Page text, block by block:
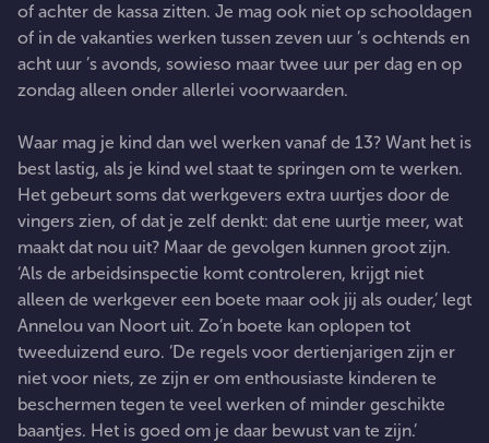
of achter de kassa zitten. Je mag ook niet op schooldagen
of in de vakanties werken tussen zeven uur ’s ochtends en
acht uur ’s avonds, sowieso maar twee uur per dag en op
zondag alleen onder allerlei voorwaarden.
Waar mag je kind dan wel werken vanaf de 13? Want het is
best lastig, als je kind wel staat te springen om te werken.
Het gebeurt soms dat werkgevers extra uurtjes door de
vingers zien, of dat je zelf denkt: dat ene uurtje meer, wat
maakt dat nou uit? Maar de gevolgen kunnen groot zijn.
‘Als de arbeidsinspectie komt controleren, krijgt niet
alleen de werkgever een boete maar ook jij als ouder,’ legt
Annelou van Noort uit. Zo’n boete kan oplopen tot
tweeduizend euro. ‘De regels voor dertienjarigen zijn er
niet voor niets, ze zijn er om enthousiaste kinderen te
beschermen tegen te veel werken of minder geschikte
baantjes. Het is goed om je daar bewust van te zijn.’